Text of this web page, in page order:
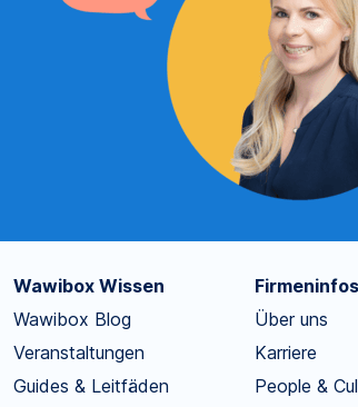
Wawibox Wissen
Wawibox Blog
Veranstaltungen
Guides & Leitfäden
Firmeninfos
Über uns
Karriere
People &